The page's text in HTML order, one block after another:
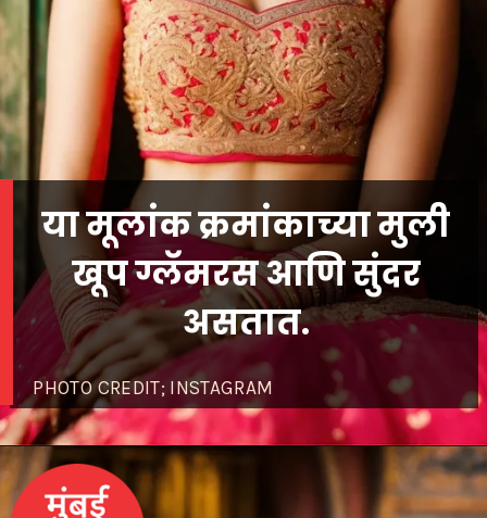
PHOTO CREDIT; INSTAGRAM
या मूलांक क्रमांकाच्या मुली
खूप ग्लॅमरस आणि सुंदर
असतात.